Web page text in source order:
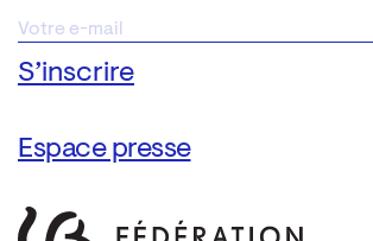
Espace presse